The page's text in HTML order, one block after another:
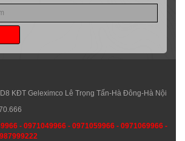
KĐT Geleximco Lê Trọng Tấn-Hà Đông-Hà Nội
- 0971049966 - 0971059966 - 0971069966 -